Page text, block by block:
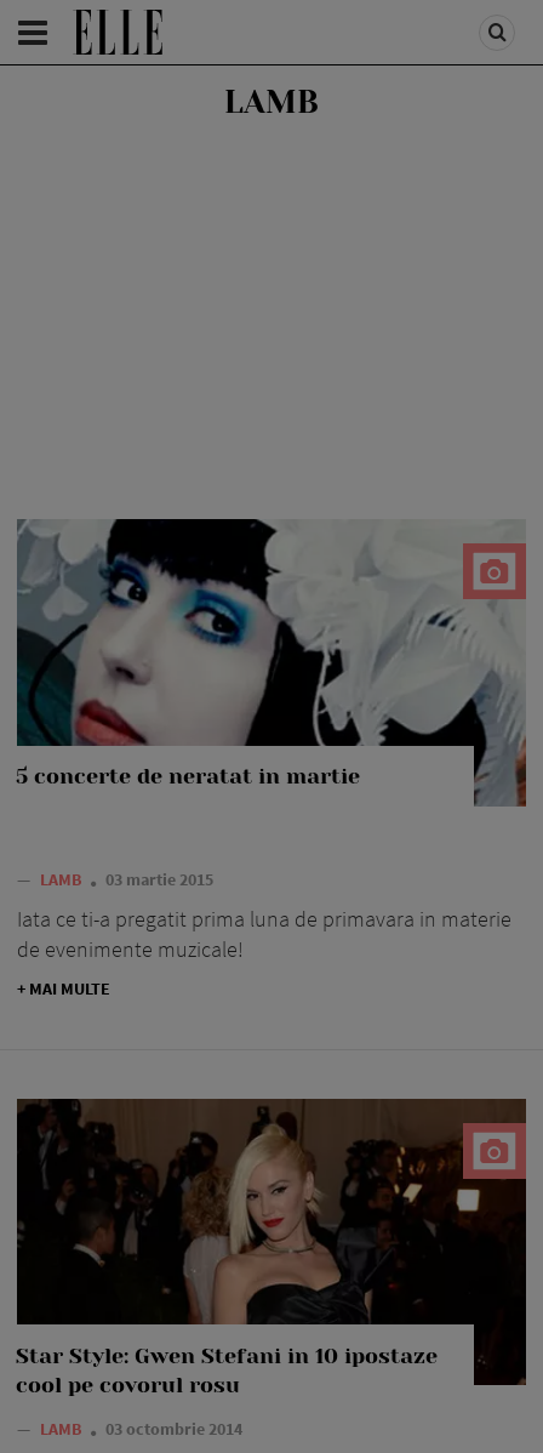
HOMEPAGE /LIFESTYLE
LAMB
5 concerte de neratat in martie
— LAMB 03 martie 2015
Iata ce ti-a pregatit prima luna de primavara in materie
de evenimente muzicale!
+ MAI MULTE
Star Style: Gwen Stefani in 10 ipostaze
cool pe covorul rosu
— LAMB 03 octombrie 2014